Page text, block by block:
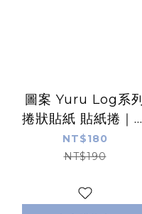
圖案 Yuru Log系列
捲狀貼紙 貼紙捲｜日
本Midori
NT$180
NT$190